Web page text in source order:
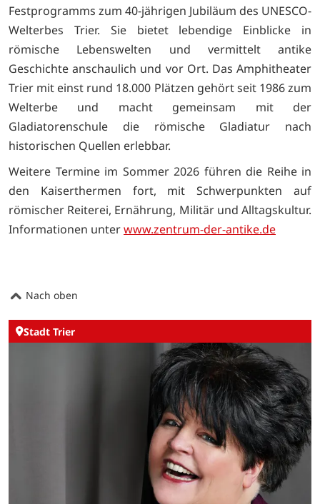
Festprogramms zum 40-jährigen Jubiläum des UNESCO-
Welterbes Trier. Sie bietet lebendige Einblicke in
römische Lebenswelten und vermittelt antike
Geschichte anschaulich und vor Ort. Das Amphitheater
Trier mit einst rund 18.000 Plätzen gehört seit 1986 zum
Welterbe und macht gemeinsam mit der
Gladiatorenschule die römische Gladiatur nach
historischen Quellen erlebbar.
Weitere Termine im Sommer 2026 führen die Reihe in
den Kaiserthermen fort, mit Schwerpunkten auf
römischer Reiterei, Ernährung, Militär und Alltagskultur.
Informationen unterwww.zentrum-der-antike.de
Nach oben
Stadt Trier